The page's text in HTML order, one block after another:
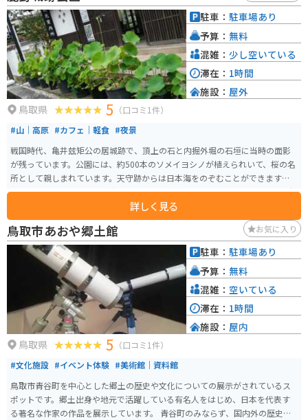
鳥取県 5 （口コミ1件）
#山｜高原 #カフェ｜軽食 #夜景
戦国時代、亀井玆矩公の居城跡で、頂上の石と内掘外堀の石垣に当時の面影
が残っています。公園には、約500本のソメイヨシノが植えられいて、桜の名
所として親しまれています。天守跡からは日本海をのぞむことができます。
公園には鯉や白鳥、かもが泳ぎ100円で餌が購入でき、餌やりもできます。春
はソメイヨシノの群生があり、桜の名所として有名で景色が良いのでおすす
めです。「鹿野桜祭り」も開かれます。近くにレトロなカフェもあるので、ゆ
っくりできます。
詳しく見る
駐車： 駐車場あり
予算： 無料
混雑： 少し空いている
滞在： 1時間
施設： 屋外
鳥取市あおや郷土館 お気に入り
鳥取県 5 （口コミ1件）
#文化施設 #イベント体験 #美術館｜資料館
鳥取市青谷町を中心とした郷土の歴史や文化についての展示がされているス
ポットです。郷土出身や地元で活躍している有名人をはじめ、日本を代表す
る著名な作家の作品を展示しています。 青谷町のみならず、国内外の歴史・
駐車： 駐車場あり
予算： 無料
混雑： 空いている
滞在： 1時間
施設： 屋内